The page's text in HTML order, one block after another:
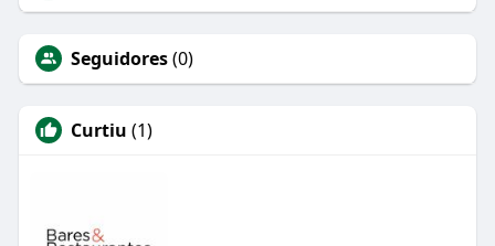
Seguidores(0)
Curtiu (1)